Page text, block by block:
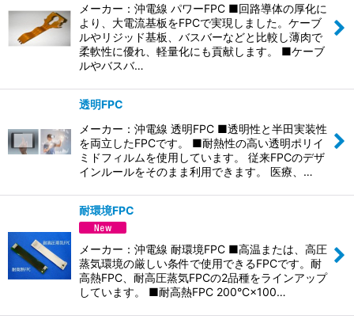
メーカー：沖電線 パワーFPC ■回路導体の厚化に
より、大電流基板をFPCで実現しました。ケーブ
ルやリジッド基板、バスバーなどと比較し薄肉で
柔軟性に優れ、軽量化にも貢献します。 ■ケーブ
ルやバスバ…
透明FPC
メーカー：沖電線 透明FPC ■透明性と半田実装性
を両立したFPCです。 ■耐熱性の高い透明ポリイ
ミドフィルムを使用しています。 従来FPCのデザ
インルールをそのまま利用できます。 医療、…
耐環境FPC
メーカー：沖電線 耐環境FPC ■高温または、高圧
蒸気環境の厳しい条件で使用できるFPCです。耐
高熱FPC、耐高圧蒸気FPCの2品種をラインアップ
しています。 ■耐高熱FPC 200°C×100…